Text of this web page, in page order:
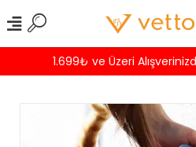
1.699₺ ve Üzeri